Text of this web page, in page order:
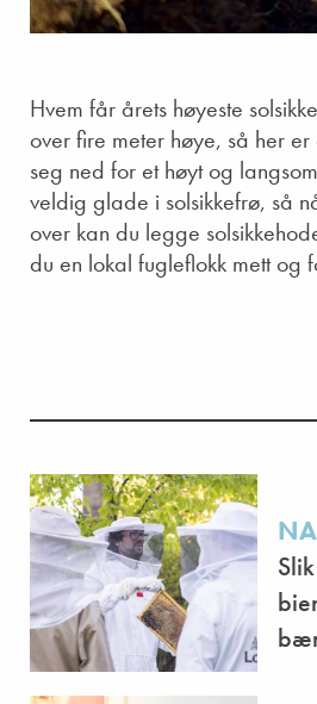
Hvem får årets høyeste
over fire meter høye, så her
seg ned for et høyt og
veldig glade i solsikkefrø, så
over kan du legge
du en lokal fugleflokk mett og